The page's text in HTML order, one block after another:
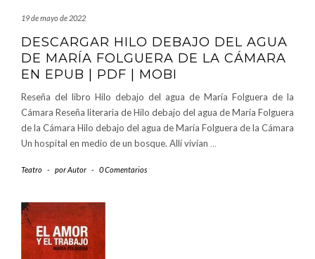
19 de mayo de 2022
DESCARGAR HILO DEBAJO DEL AGUA
DE MARÍA FOLGUERA DE LA CÁMARA
EN EPUB | PDF | MOBI
Reseña del libro Hilo debajo del agua de María Folguera de la
Cámara Reseña literaria de Hilo debajo del agua de María Folguera
de la Cámara Hilo debajo del agua de María Folguera de la Cámara
Un hospital en medio de un bosque. Allí vivían …
Teatro - porAutor - 0 Comentarios